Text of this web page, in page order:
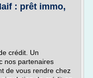
: prêt immo,
crédit. Un
nos partenaires
de vous rendre chez